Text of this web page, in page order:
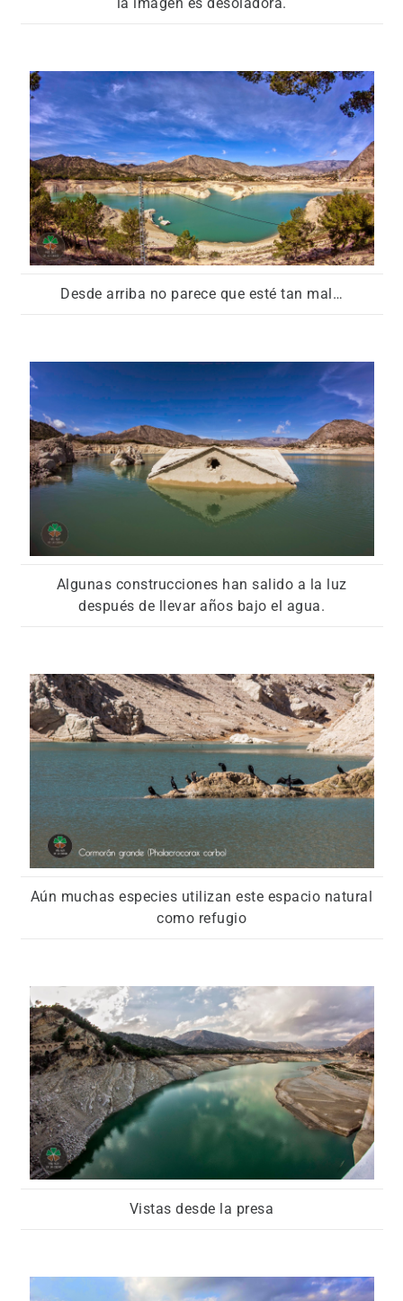
la imagen es desoladora.
Desde arriba no parece que esté tan mal…
Algunas construcciones han salido a la luz
después de llevar años bajo el agua.
Aún muchas especies utilizan este espacio natural
como refugio
Vistas desde la presa